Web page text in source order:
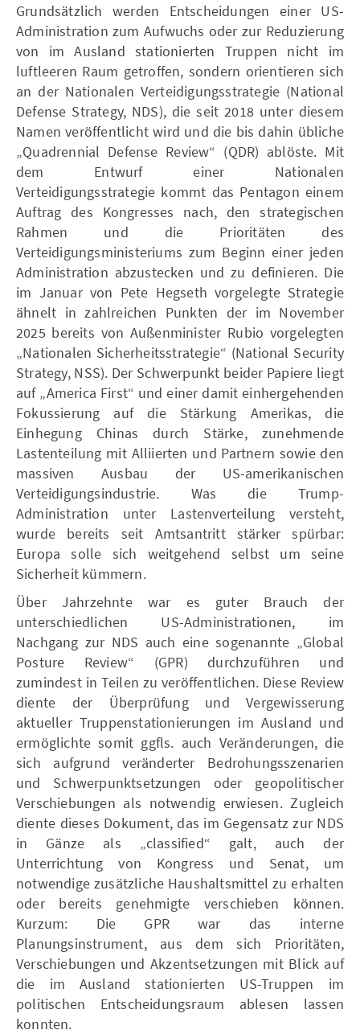
Grundsätzlich werden Entscheidungen einer US-
Administration zum Aufwuchs oder zur Reduzierung
von im Ausland stationierten Truppen nicht im
luftleeren Raum getroffen, sondern orientieren sich
an der Nationalen Verteidigungsstrategie (National
Defense Strategy, NDS), die seit 2018 unter diesem
Namen veröffentlicht wird und die bis dahin übliche
„Quadrennial Defense Review“ (QDR) ablöste. Mit
dem Entwurf einer Nationalen
Verteidigungsstrategie kommt das Pentagon einem
Auftrag des Kongresses nach, den strategischen
Rahmen und die Prioritäten des
Verteidigungsministeriums zum Beginn einer jeden
Administration abzustecken und zu definieren. Die
im Januar von Pete Hegseth vorgelegte Strategie
ähnelt in zahlreichen Punkten der im November
2025 bereits von Außenminister Rubio vorgelegten
„Nationalen Sicherheitsstrategie“ (National Security
Strategy, NSS). Der Schwerpunkt beider Papiere liegt
auf „America First“ und einer damit einhergehenden
Fokussierung auf die Stärkung Amerikas, die
Einhegung Chinas durch Stärke, zunehmende
Lastenteilung mit Alliierten und Partnern sowie den
massiven Ausbau der US-amerikanischen
Verteidigungsindustrie. Was die Trump-
Administration unter Lastenverteilung versteht,
wurde bereits seit Amtsantritt stärker spürbar:
Europa solle sich weitgehend selbst um seine
Sicherheit kümmern.
Über Jahrzehnte war es guter Brauch der
unterschiedlichen US-Administrationen, im
Nachgang zur NDS auch eine sogenannte „Global
Posture Review“ (GPR) durchzuführen und
zumindest in Teilen zu veröffentlichen. Diese Review
diente der Überprüfung und Vergewisserung
aktueller Truppenstationierungen im Ausland und
ermöglichte somit ggfls. auch Veränderungen, die
sich aufgrund veränderter Bedrohungsszenarien
und Schwerpunktsetzungen oder geopolitischer
Verschiebungen als notwendig erwiesen. Zugleich
diente dieses Dokument, das im Gegensatz zur NDS
in Gänze als „classified“ galt, auch der
Unterrichtung von Kongress und Senat, um
notwendige zusätzliche Haushaltsmittel zu erhalten
oder bereits genehmigte verschieben können.
Kurzum: Die GPR war das interne
Planungsinstrument, aus dem sich Prioritäten,
Verschiebungen und Akzentsetzungen mit Blick auf
die im Ausland stationierten US-Truppen im
politischen Entscheidungsraum ablesen lassen
konnten.